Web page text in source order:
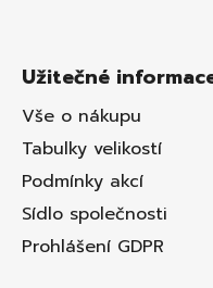
Užitečné
Vše o nákupu
Tabulky velikostí
Podmínky akcí
Sídlo společnosti
Prohlášení GDPR